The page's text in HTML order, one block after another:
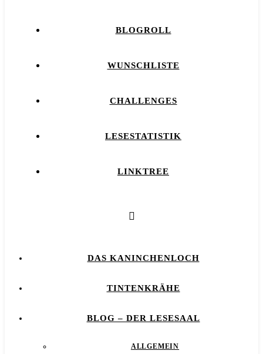
BLOGROLL
WUNSCHLISTE
CHALLENGES
LESESTATISTIK
LINKTREE
DAS KANINCHENLOCH
TINTENKRÄHE
BLOG – DER LESESAAL
ALLGEMEIN